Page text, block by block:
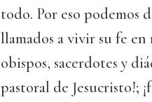
todo. Por eso podemos
llamados a vivir su fe
obispos, sacerdotes y
pastoral de Jesucristo!;